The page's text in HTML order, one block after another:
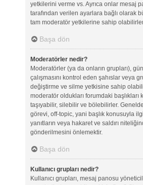
yetkilerini verme vs. Ayrıca onlar mesaj
tarafından verilen ayarlara bağlı olarak
tam moderatör yetkilerine sahip
Başa dön
Moderatörler nedir?
Moderatörler (ya da onların grupları),
çalışmasını kontrol eden şahıslar veya
değiştirme ve silme yetkisine sahip
moderatör oldukları forumdaki başlıkları
taşıyabilir, silebilir ve bölebilirler.
görevi, off-topic, yani başlık konusuyla
yanıtların veya hakaret ve saldırı
gönderilmesini önlemektir.
Başa dön
Kullanıcı grupları nedir?
Kullanıcı grupları, mesaj panosu